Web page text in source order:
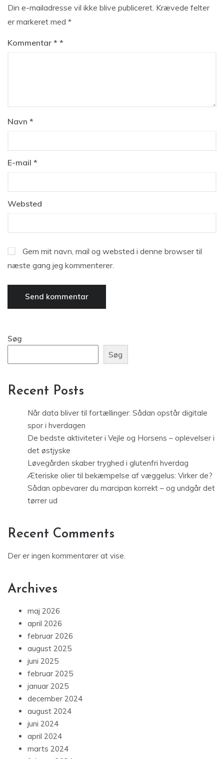
Din e-mailadresse vil ikke blive publiceret. Krævede felter
er markeret med *
Kommentar *
Navn *
E-mail *
Websted
Gem mit navn, mail og websted i denne browser til
næste gang jeg kommenterer.
Søg
Søg
Recent Posts
Når data bliver til fortællinger: Sådan opstår digitale
spor i hverdagen
De bedste aktiviteter i Vejle og Horsens – oplevelser i
det østjyske
Løvegården skaber tryghed i glutenfri hverdag
Æteriske olier til bekæmpelse af væggelus: Virker de?
Sådan opbevarer du marcipan korrekt – og undgår det
tørrer ud
Recent Comments
Der er ingen kommentarer at vise.
Archives
maj 2026
april 2026
februar 2026
august 2025
juni 2025
februar 2025
januar 2025
december 2024
august 2024
juni 2024
april 2024
marts 2024